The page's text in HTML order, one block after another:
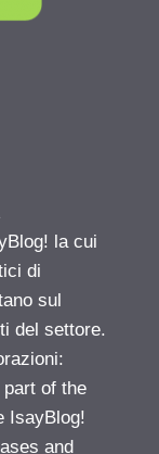
la cui
di
sul
del settore.
of the
IsayBlog!
and